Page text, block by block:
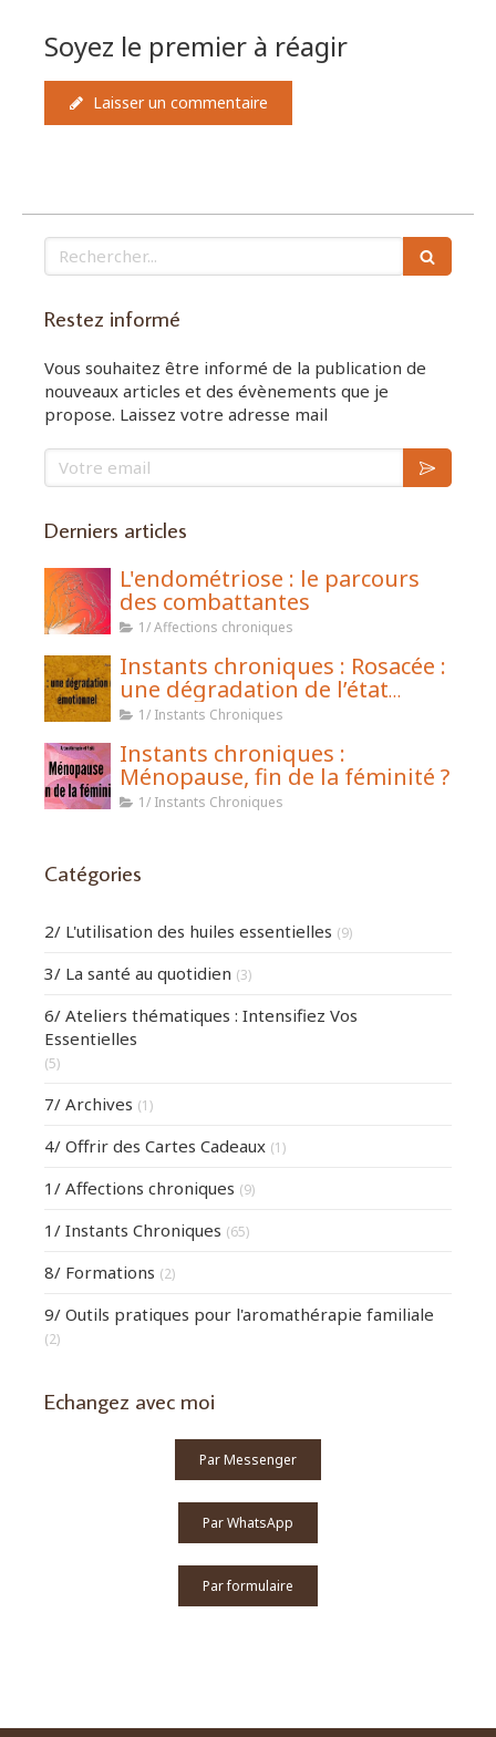
Soyez le premier à réagir
Laisser un commentaire
Rechercher
Restez informé
Vous souhaitez être informé de la publication de
nouveaux articles et des évènements que je
propose. Laissez votre adresse mail
Votre email
Derniers articles
L'endométriose : le parcours
des combattantes
1/ Affections chroniques
Instants chroniques : Rosacée :
une dégradation de l’état
émotionnel
1/ Instants Chroniques
Instants chroniques :
Ménopause, fin de la féminité ?
1/ Instants Chroniques
Catégories
2/ L'utilisation des huiles essentielles (9)
3/ La santé au quotidien (3)
6/ Ateliers thématiques : Intensifiez Vos
Essentielles
(5)
7/ Archives (1)
4/ Offrir des Cartes Cadeaux (1)
1/ Affections chroniques (9)
1/ Instants Chroniques (65)
8/ Formations (2)
9/ Outils pratiques pour l'aromathérapie familiale
(2)
Echangez avec moi
Par Messenger
Par WhatsApp
Par formulaire